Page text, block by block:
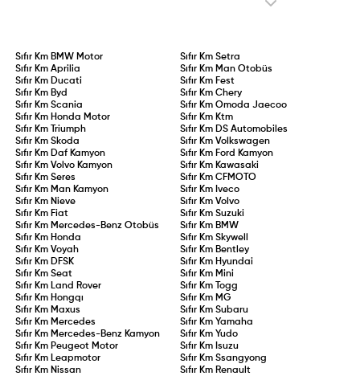
Sıfır Km BMW Motor Sıfır Km Setra
Sıfır KmAprilia Sıfır Km Man Otobüs
Sıfır Km Ducati Sıfır Km Fest
Sıfır Km Byd Sıfır Km Chery
Sıfır KmScania Sıfır Km Omoda Jaecoo
Sıfır Km Honda Motor Sıfır Km Ktm
Sıfır Km
Triumph Sıfır Km DS Automobiles
Sıfır KmSkoda Sıfır Km Volkswagen
Sıfır Km Daf Kamyon Sıfır Km Ford Kamyon
Sıfır KmVolvo Kamyon Sıfır Km Kawasaki
Sıfır KmSeres Sıfır Km CFMOTO
Sıfır Km Man Kamyon Sıfır Km Iveco
Sıfır Km Nieve Sıfır Km Volvo
Sıfır Km Fiat Sıfır Km Suzuki
Sıfır Km Mercedes-Benz Otobüs Sıfır Km BMW
Sıfır Km Honda Sıfır Km Skywell
Sıfır KmVoyah Sıfır Km Bentley
Sıfır Km DFSK Sıfır Km Hyundai
Sıfır KmSeat Sıfır Km Mini
Sıfır Km Land Rover Sıfır Km
Togg
Sıfır Km Hongqı Sıfır Km MG
Sıfır Km Maxus Sıfır Km Subaru
Sıfır Km Mercedes Sıfır Km Yamaha
Sıfır Km Mercedes-Benz Kamyon Sıfır Km Yudo
Sıfır Km Peugeot Motor Sıfır Km Isuzu
Sıfır Km Leapmotor Sıfır Km Ssangyong
Sıfır Km Nissan Sıfır Km Renault